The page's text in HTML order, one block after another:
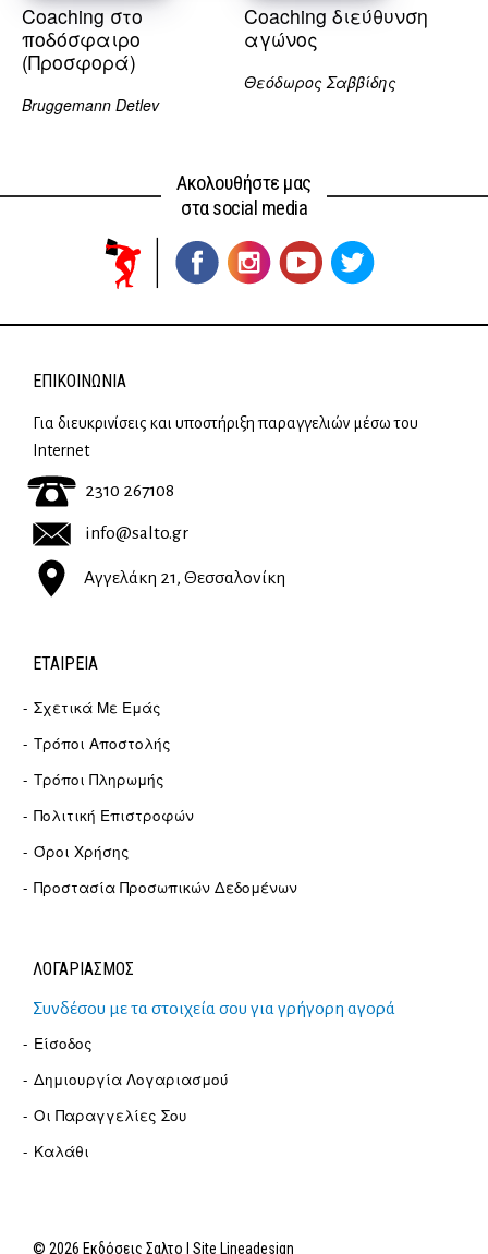
Coaching στο
ποδόσφαιρο
(Προσφορά)
Bruggemann Detlev
Coaching διεύθυνση
αγώνος
Θεόδωρος Σαββίδης
Ακολουθήστε μας
στα social media
ΕΠΙΚΟΙΝΩΝΊΑ
Για διευκρινίσεις και υποστήριξη παραγγελιών μέσω του
Internet
2310 267108
info@salto.gr
Αγγελάκη 21, Θεσσαλονίκη
ΕΤΑΙΡΕΊΑ
Σχετικά Με Εμάς
Τρόποι Αποστολής
Τρόποι Πληρωμής
Πολιτική Επιστροφών
Όροι Χρήσης
Προστασία Προσωπικών Δεδομένων
ΛΟΓΑΡΙΑΣΜΟΣ
Συνδέσου με τα στοιχεία σου για γρήγορη αγορά
Είσοδος
Δημιουργία Λογαριασμού
Οι Παραγγελίες Σου
Καλάθι
© 2026 Εκδόσεις Σαλτο | Site Lineadesign